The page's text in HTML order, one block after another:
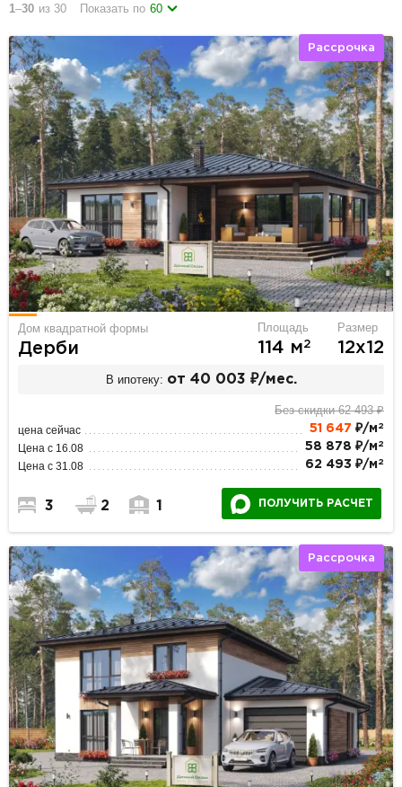
1–30 из 30 Показать по 60
Рассрочка
Дом квадратной формы
Дерби
Площадь
114 м2
Размер
12х12
В ипотеку: от 40 003 ₽/мес.
Без скидки 62 493 ₽
цена сейчас 51 647 ₽/м 2
Цена с 16.08 58 878 ₽/м 2
Цена с 31.08 62 493 ₽/м 2
3 2 1 ПОЛУЧИТЬ РАСЧЕТ
Рассрочка